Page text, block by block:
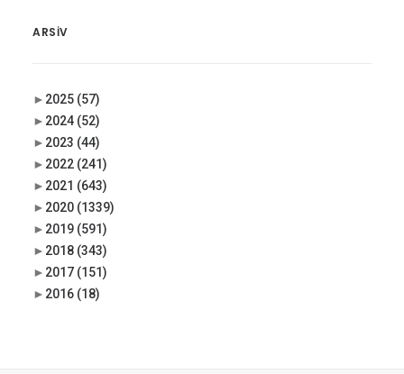
ARSIV
► 2025 (57)
► 2024 (52)
► 2023 (44)
► 2022 (241)
► 2021 (643)
► 2020 (1339)
► 2019 (591)
► 2018 (343)
► 2017 (151)
► 2016 (18)